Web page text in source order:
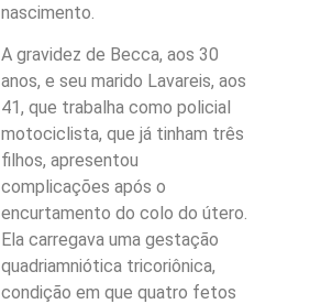
nascimento.
A gravidez de Becca, aos 30
anos, e seu marido Lavareis, aos
41, que trabalha como policial
motociclista, que já tinham três
filhos, apresentou
complicações após o
encurtamento do colo do útero.
Ela carregava uma gestação
quadriamniótica tricoriônica,
condição em que quatro fetos